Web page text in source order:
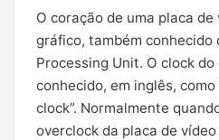
O coração de uma placa
gráfico, também conhecido
Processing Unit. O clock
conhecido, em inglês, como
clock”. Normalmente
overclock da placa de